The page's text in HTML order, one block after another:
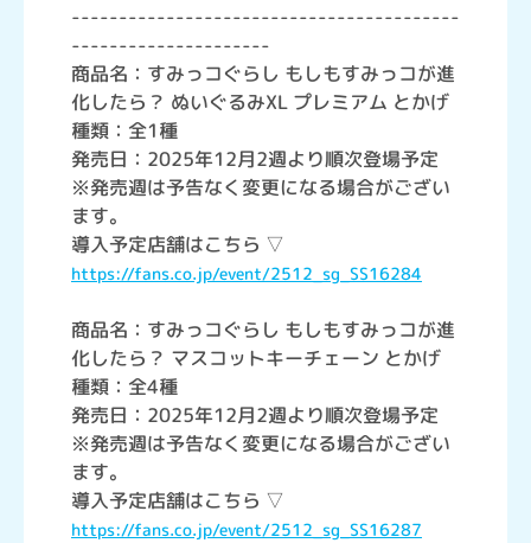
-----------------------------------------
---------------------
商品名：すみっコぐらし もしもすみっコが進
化したら？ ぬいぐるみXL プレミアム とかげ
種類：全1種
発売日：2025年12月2週より順次登場予定
※発売週は予告なく変更になる場合がござい
ます。
導入予定店舗はこちら ▽
https://fans.co.jp/event/2512_sg_SS16284
商品名：すみっコぐらし もしもすみっコが進
化したら？ マスコットキーチェーン とかげ
種類：全4種
発売日：2025年12月2週より順次登場予定
※発売週は予告なく変更になる場合がござい
ます。
導入予定店舗はこちら ▽
https://fans.co.jp/event/2512_sg_SS16287